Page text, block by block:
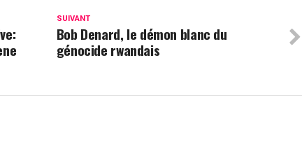
SUIVANT
Bob Denard, le démon blanc du
génocide rwandais